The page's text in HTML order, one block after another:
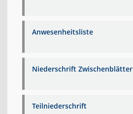
Anwesenheitsliste
Niederschrift Zwischenblätter
Teilniederschrift